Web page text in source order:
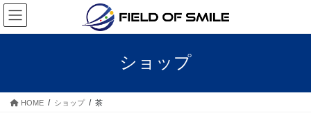
ショップ
HOME ショップ 茶